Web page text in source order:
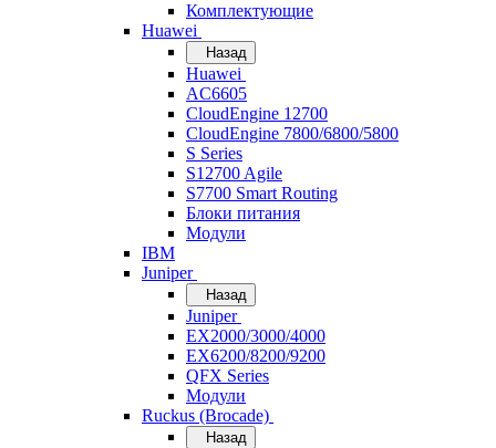
Комплектующие
Huawei
Назад
Huawei
AC6605
CloudEngine 12700
CloudEngine 7800/6800/5800
S Series
S12700 Agile
S7700 Smart Routing
Блоки питания
Модули
IBM
Juniper
Назад
Juniper
EX2000/3000/4000
EX6200/8200/9200
QFX Series
Модули
Ruckus (Brocade)
Назад